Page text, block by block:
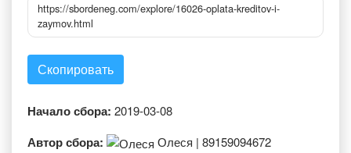
https://sbordeneg.com/explore/16026-oplata-kreditov-i-
zaymov.html
Скопировать
Начало сбора: 2019-03-08
Автор сбора: Олеся | 89159094672